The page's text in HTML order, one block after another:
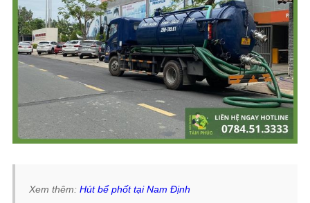
Xem thêm: Hút bể phốt tại Nam Định